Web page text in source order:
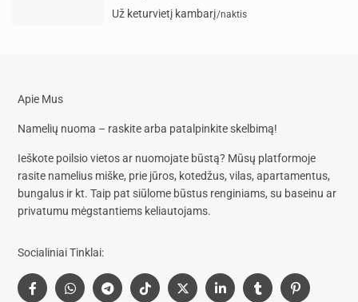
Už keturvietį kambarį/naktis
Apie Mus
Namelių nuoma – raskite arba patalpinkite skelbimą!
Ieškote poilsio vietos ar nuomojate būstą? Mūsų platformoje
rasite namelius miške, prie jūros, kotedžus, vilas, apartamentus,
bungalus ir kt. Taip pat siūlome būstus renginiams, su baseinu ar
privatumu mėgstantiems keliautojams.
Socialiniai Tinklai: